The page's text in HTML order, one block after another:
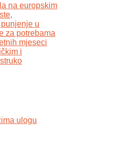
na europskim
u
za potrebama
mjeseci
i